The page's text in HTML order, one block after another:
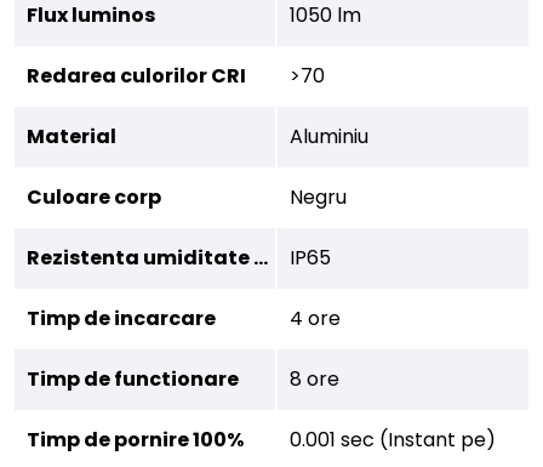
Flux luminos 1050 lm
Redarea culorilor CRI >70
Material Aluminiu
Culoare corp Negru
Rezistenta umiditate (IP) IP65
Timp de incarcare 4 ore
Timp de functionare 8 ore
Timp de pornire 100% 0.001 sec (Instant pe)